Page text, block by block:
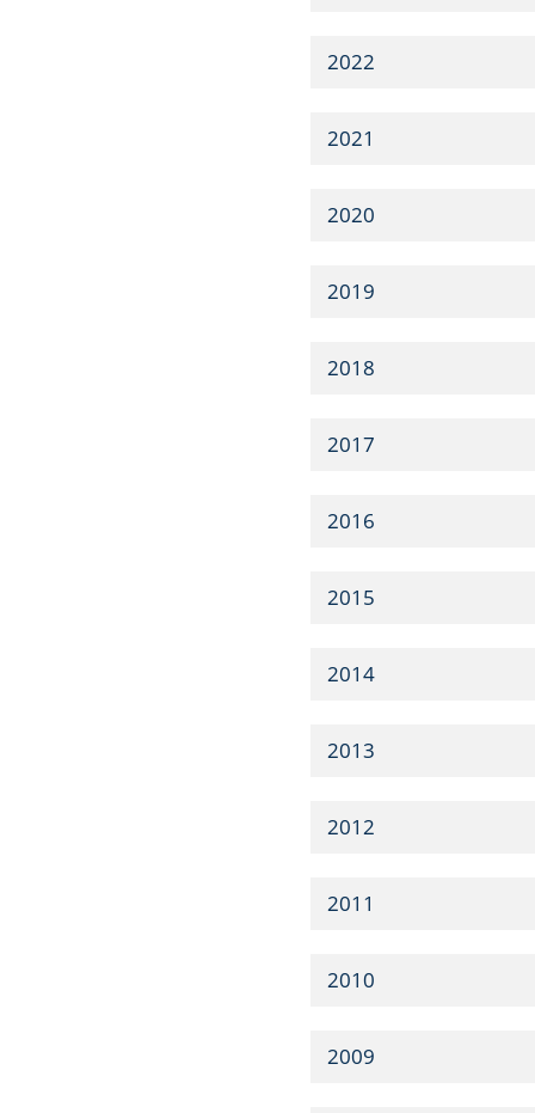
2022
2021
2020
2019
2018
2017
2016
2015
2014
2013
2012
2011
2010
2009